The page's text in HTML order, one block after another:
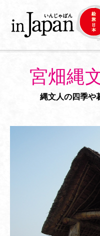
宮畑縄
縄文人の四季や